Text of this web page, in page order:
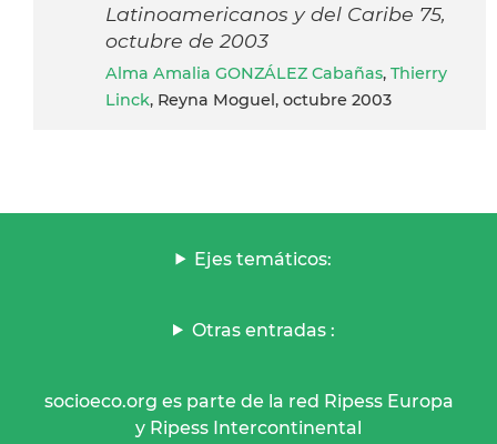
Latinoamericanos y del Caribe 75,
octubre de 2003
Alma Amalia GONZÁLEZ Cabañas, Thierry
Linck, Reyna Moguel, octubre 2003
Ejes temáticos:
Otras entradas :
socioeco.org es parte de la red Ripess Europa
y Ripess Intercontinental